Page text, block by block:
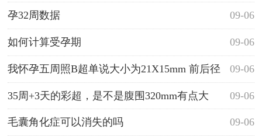
啊！ 09-06
孕32周数据
09-06
如何计算受孕期
09-06
我怀孕五周照B超单说大小为21X15mm 前后径
为19mm 请问生男生女的几率那个多一点啊? 09-06
35周+3天的彩超，是不是腹围320mm有点大
09-06
毛囊角化症可以消失的吗